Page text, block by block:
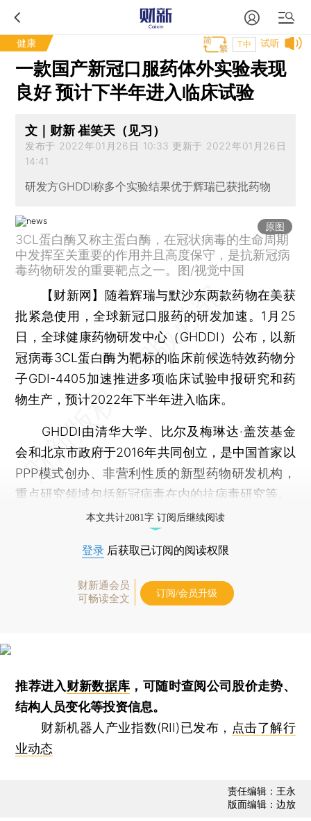
健康 试听
T中
一款国产新冠口服药体外实验表现
良好 预计下半年进入临床试验
文｜财新 崔笑天（见习）
发布于 2022年01月26日 10:33 更新于 2022年01月26日
14:41
研发方GHDDI称多个实验结果优于辉瑞已获批药物
原图
3CL蛋白酶又称主蛋白酶，在冠状病毒的生命周期
中发挥至关重要的作用并且高度保守，是抗新冠病
毒药物研发的重要靶点之一。图/视觉中国
【财新网】 随着辉瑞与默沙东两款药物在美获
批紧急使用，全球新冠口服药的研发加速。1月25
日，全球健康药物研发中心（GHDDI）公布，以新
冠病毒3CL蛋白酶为靶标的临床前候选特效药物分
子GDI-4405加速推进多项临床试验申报研究和药
物生产，预计2022年下半年进入临床。
GHDDI由清华大学、比尔及梅琳达·盖茨基金
会和北京市政府于2016年共同创立，是中国首家以
PPP模式创办、非营利性质的新型药物研发机构，
重点研究领域包括新冠病毒在内的抗病毒研究等。
本文共计2081字 订阅后继续阅读
登录 后获取已订阅的阅读权限
财新通会员
可畅读全文
订阅/会员升级
推荐进入财新数据库 ，可随时查阅公司股价走势、
结构人员变化等投资信息。
财新机器人产业指数(RII)已发布， 点击了解行
业动态
责任编辑：王永
版面编辑：边放